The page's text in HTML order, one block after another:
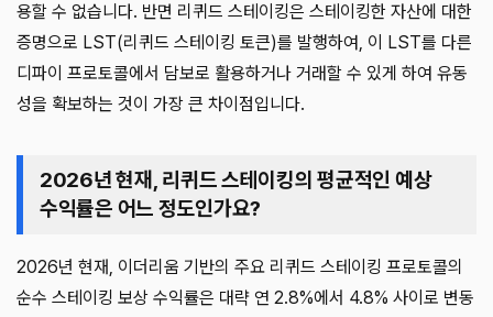
용할 수 없습니다. 반면 리퀴드 스테이킹은 스테이킹한 자산에 대한
증명으로 LST(리퀴드 스테이킹 토큰)를 발행하여, 이 LST를 다른
디파이 프로토콜에서 담보로 활용하거나 거래할 수 있게 하여 유동
성을 확보하는 것이 가장 큰 차이점입니다.
2026년 현재, 리퀴드 스테이킹의 평균적인 예상
수익률은 어느 정도인가요?
2026년 현재, 이더리움 기반의 주요 리퀴드 스테이킹 프로토콜의
순수 스테이킹 보상 수익률은 대략 연 2.8%에서 4.8% 사이로 변동